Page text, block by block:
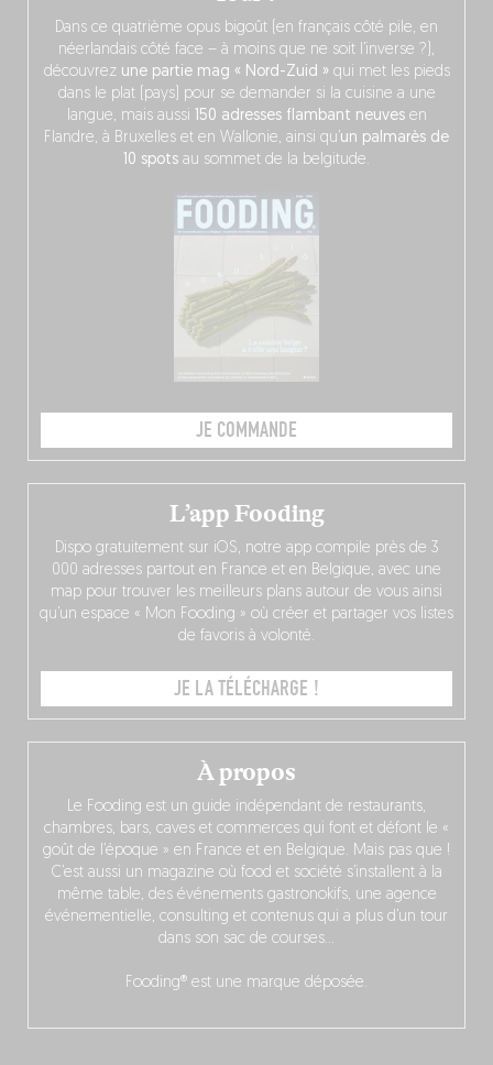
Dans ce quatrième opus bigoût (en français côté pile, en
néerlandais côté face – à moins que ne soit l’inverse ?),
découvrez une partie mag « Nord-Zuid » qui met les pieds
dans le plat (pays) pour se demander si la cuisine a une
langue, mais aussi 150 adresses flambant neuvesen
Flandre, à Bruxelles et en Wallonie, ainsi qu’ un palmarès de
10 spots au sommet de la belgitude.
JE COMMANDE
À propos
Le Fooding est un guide indépendant de restaurants,
chambres, bars, caves et commerces qui font et défont le «
goût de l’époque » en France et en Belgique. Mais pas que !
C’est aussi un magazine où food et société s’installent à la
même table, des événements gastronokifs, une agence
événementielle, consulting et contenus qui a plus d’un tour
dans son sac de courses…
Fooding® est une marque déposée.
L’app Fooding
Dispo gratuitement sur iOS, notre app compile près de 3
000 adresses partout en France et en Belgique, avec une
map pour trouver les meilleurs plans autour de vous ainsi
qu’un espace « Mon Fooding » où créer et partager vos listes
de favoris à volonté.
JE LA TÉLÉCHARGE !